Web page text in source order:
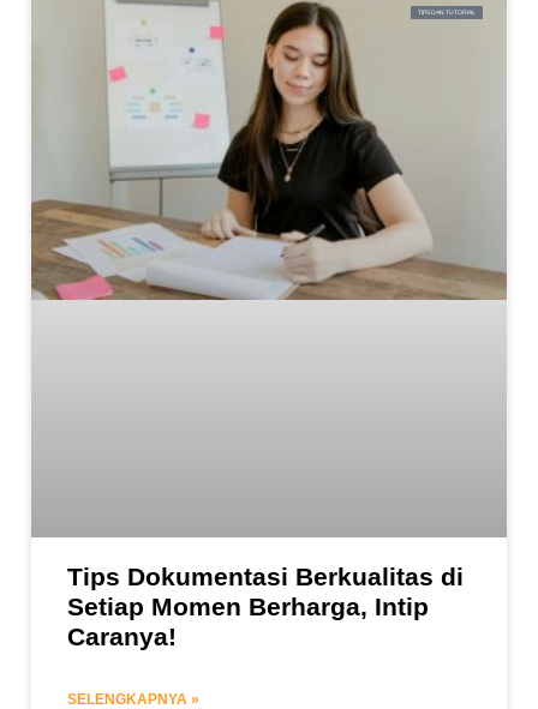
TIPS DAN TUTORIAL
Tips Dokumentasi Berkualitas di
Setiap Momen Berharga, Intip
Caranya!
SELENGKAPNYA »